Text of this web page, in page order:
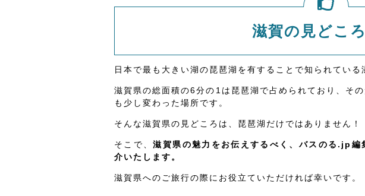
滋賀の見どこ
日本で最も大きい湖の琵琶湖を有することで知られている
滋賀県の総面積の6分の1は琵琶湖で占められており、そ
も少し変わった場所です。
そんな滋賀県の見どころは、琵琶湖だけではありません！
そこで、滋賀県の魅力をお伝えするべく、バスのる.jp
介いたします。
滋賀県へのご旅行の際にお役立ていただければ幸いです。